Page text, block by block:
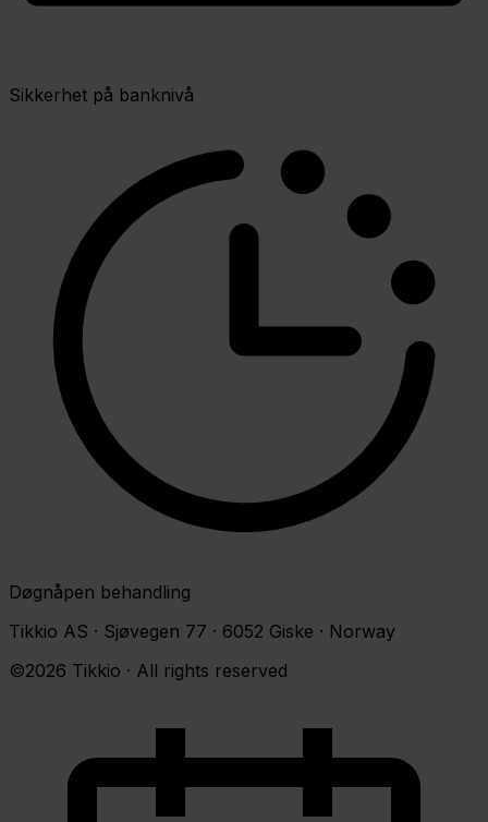
Sikkerhet på banknivå
Døgnåpen behandling
Tikkio AS · Sjøvegen 77 · 6052 Giske · Norway
©2026 Tikkio · All rights reserved